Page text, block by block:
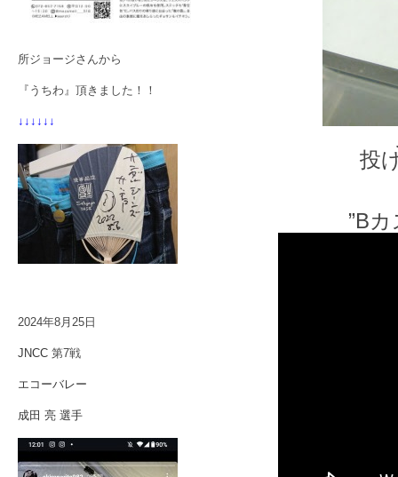
投
”B
所ジョージさんから
『うちわ』頂きました！！
↓↓↓↓↓↓
2024年8月25日
JNCC 第7戦
エコーバレー
成田 亮 選手